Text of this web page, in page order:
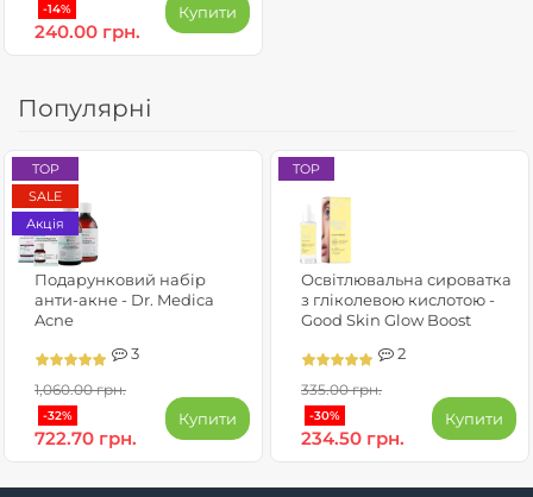
-14%
240.00 грн.
Купити
Популярні
TOP
SALE
Акція
Подарунковий набір
анти-акне - Dr. Medica
Acne
3
1,060.00 грн.
-32%
722.70 грн.
Купити
TOP
Освітлювальна сироватка
з гліколевою кислотою -
Good Skin Glow Boost
2
335.00 грн.
-30%
234.50 грн.
Купити